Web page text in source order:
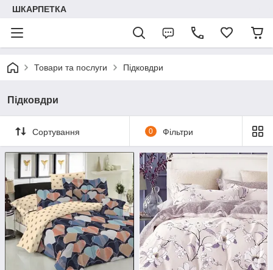
ШКАРПЕТКА
Товари та послуги Підковдри
Підковдри
Сортування 0 Фільтри